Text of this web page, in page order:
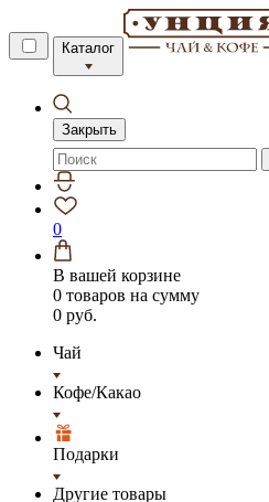
Каталог
Закрыть
0
В вашей корзине
0 товаров на сумму
0 руб.
Чай
Кофе/Какао
Подарки
Другие товары